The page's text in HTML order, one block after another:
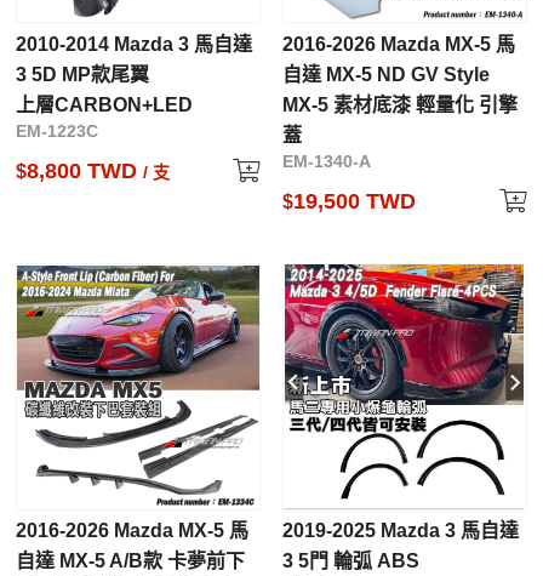
2010-2014 Mazda 3 馬自達
3 5D MP款尾翼
上層CARBON+LED
EM-1223C
$8,800 TWD/ 支
2016-2026 Mazda MX-5 馬
自達 MX-5 ND GV Style
MX-5 素材底漆 輕量化 引擎
蓋
EM-1340-A
$19,500 TWD
2016-2026 Mazda MX-5 馬
自達 MX-5 A/B款 卡夢前下
2019-2025 Mazda 3 馬自達
3 5門 輪弧 ABS